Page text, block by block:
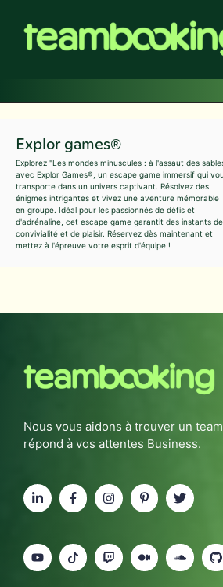
contenu
Explor games®
Explorez "Les mondes minuscules : à l'assaut des
avec Explor Games®, un escape game immersif qui
transporte dans un univers captivant. Résolvez des
énigmes intrigantes et vivez une aventure mémorable
en groupe. Idéal pour les passionnés de défis et
d'adrénaline, cet escape game garantit des instants de
convivialité et de plaisir. Réservez dès maintenant et
mettez à l'épreuve votre esprit d'équipe !
Nous vous aidons à trouver un
répond à vos attentes Business.